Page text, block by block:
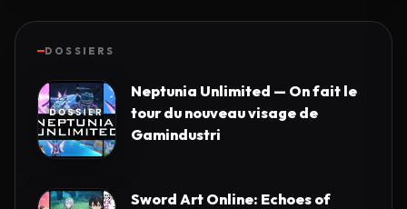
DOSSIERS
Neptunia Unlimited — On fait le
tour du nouveau visage de
Gamindustri
Sword Art Online: Echoes of